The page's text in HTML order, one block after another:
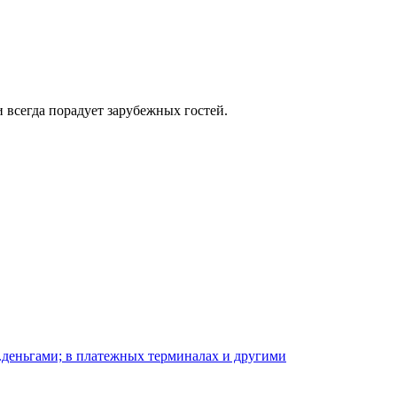
порадует зарубежных гостей.
в платежных терминалах и другими